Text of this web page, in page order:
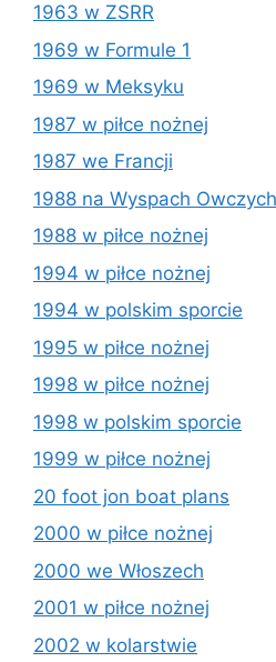
1963 w ZSRR
1969 w Formule 1
1969 w Meksyku
1987 w piłce nożnej
1987 we Francji
1988 na Wyspach Owczych
1988 w piłce nożnej
1994 w piłce nożnej
1994 w polskim sporcie
1995 w piłce nożnej
1998 w piłce nożnej
1998 w polskim sporcie
1999 w piłce nożnej
20 foot jon boat plans
2000 w piłce nożnej
2000 we Włoszech
2001 w piłce nożnej
2002 w kolarstwie